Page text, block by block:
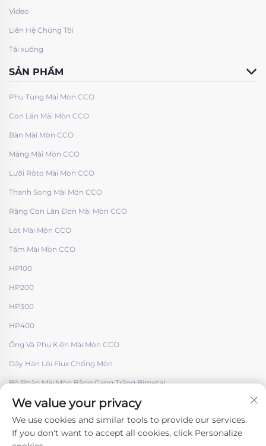
Video
Liên Hệ Chúng Tôi
Tải xuống
SẢN PHẨM
Phụ Tùng Mài Mòn CCO
Con Lăn Mài Mòn CCO
Bàn Mài Mòn CCO
Máng Mài Mòn CCO
Lưỡi Rôto Mài Mòn CCO
Thanh Song Mài Mòn CCO
Răng Con Lăn Đơn Mài Mòn CCO
Lót Mài Mòn CCO
Tấm Mài Mòn CCO
HP100
HP200
HP300
HP400
Ống Và Phụ Kiện Mài Mòn CCO
Dây Hàn Lõi Flux Chống Mòn
Bộ Phận Mài Mòn Bằng Gang Trắng Bimetal
We value your privacy
We use cookies and similar tools to provide our services.
If you don't want to accept all cookies, click Personalize